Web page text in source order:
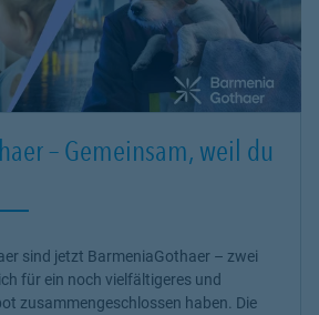
– Gemeinsam, weil du
sind jetzt BarmeniaGothaer – zwei
für ein noch vielfältigeres und
zusammengeschlossen haben. Die